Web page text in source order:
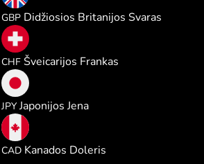
GBP Didžiosios Britanijos Svaras
CHF Šveicarijos Frankas
JPY Japonijos Jena
CAD Kanados Doleris